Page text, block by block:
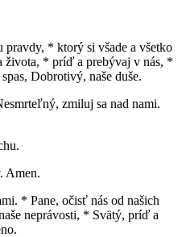
* ktorý si všade a všetko
života, * príď a prebývaj v nás, *
Dobrotivý, naše duše.
zmiluj sa nad nami.
Amen.
* Pane, očisť nás od našich
neprávosti, * Svätý, príď a